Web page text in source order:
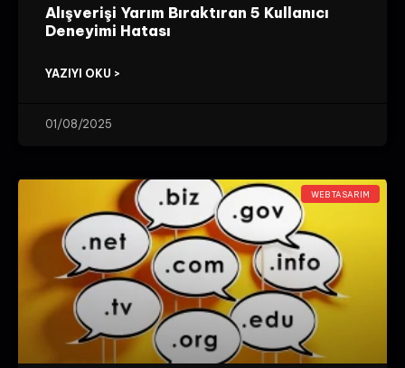
Alışverişi Yarım Bıraktıran 5 Kullanıcı
Deneyimi Hatası
YAZIYI OKU >
01/08/2025
WEB TASARIM